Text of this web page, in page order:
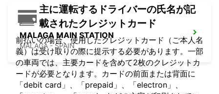
MALAGA MAIN STATION
MALAGA - SPAIN
主に運転するドライバーの氏名が記
載されたクレジットカード
前払いの場合、使用したクレジットカード（ご本人名
義）は受け取りの際に提示する必要があります。一部
の車両では、主要カードを含めて2枚のクレジットカ
ードが必要となります。カードの前面または背面に
「debit card」、「prepaid」、「electron」、